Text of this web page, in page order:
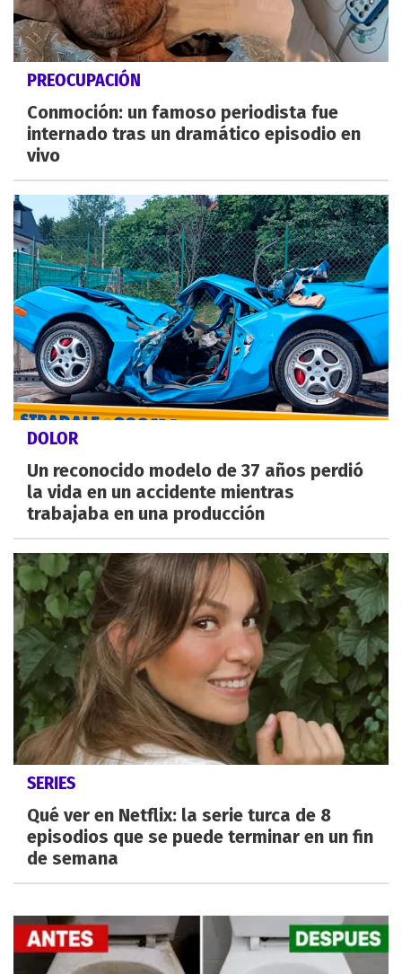
PREOCUPACIÓN
Conmoción: un famoso periodista fue
internado tras un dramático episodio en
vivo
DOLOR
Un reconocido modelo de 37 años perdió
la vida en un accidente mientras
trabajaba en una producción
SERIES
Qué ver en Netflix: la serie turca de 8
episodios que se puede terminar en un fin
de semana